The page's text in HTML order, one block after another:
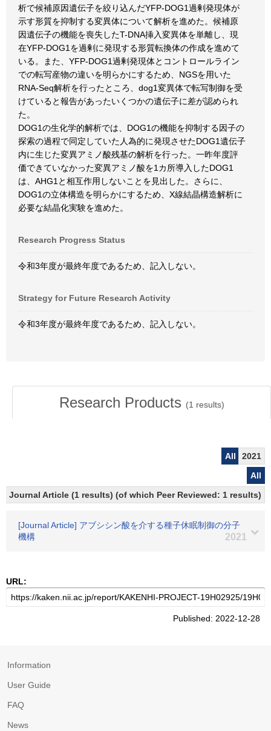
析で候補原因遺伝子を絞り込んだYFP-DOG1過剰発現体が
示す形質を抑制する変異体について解析を進めた。候補原
因遺伝子の機能を喪失したT-DNA挿入変異体を単離し、現
在YFP-DOG1を過剰に発現する形質転換体の作成を進めて
いる。また、YFP-DOG1過剰発現体とコントロールライン
での転写産物の違いを明らかにするため、NGSを用いた
RNA-Seq解析を行ったところ、dog1変異体で転写制御を受
けていると報告があったいくつかの遺伝子に差が認められ
た。
DOG1の生化学的解析では、DOG1の機能を抑制する因子の
探索の過程で同定していた人為的に発現させたDOG1遺伝子
内に生じた変異アミノ酸残基の解析を行った。一昨年度評
価できていなかった変異アミノ酸を1カ所導入したDOG1
は、AHG1と相互作用しないことを見出した。さらに、
DOG1の立体構造を明らかにするため、X線結晶構造解析に
必要な結晶化実験を進めた。
Research Progress Status
令和3年度が最終年度であるため、記入しない。
Strategy for Future Research Activity
令和3年度が最終年度であるため、記入しない。
Research Products (1 results)
All
2021
All
Journal Article (1 results) (of which Peer Reviewed: 1 results)
[Journal Article] アブシシン酸を介する種子休眠制御の分子
機構
2021
URL:
Published: 2022-12-28
Information
User Guide
FAQ
News